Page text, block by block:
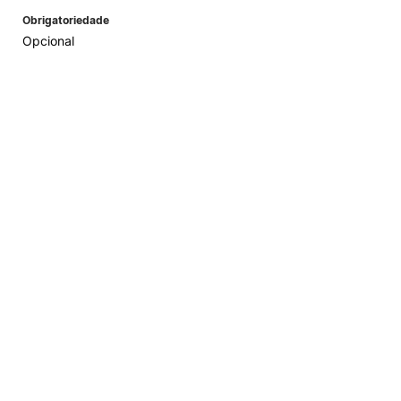
Obrigatoriedade
Opcional